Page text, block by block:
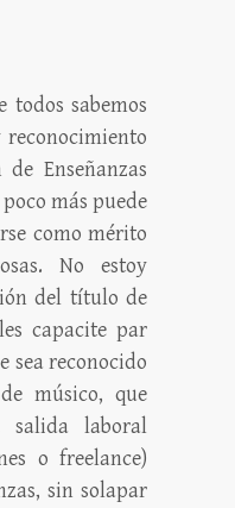
sabemos
Enseñanzas
más puede
como mérito
No estoy
del título de
capacite par
sea reconocido
músico, que
salida laboral
o freelance)
sin solapar